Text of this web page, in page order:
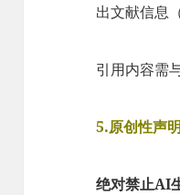
出文献信息
引用内容需
5.原创性声
绝对禁止AI